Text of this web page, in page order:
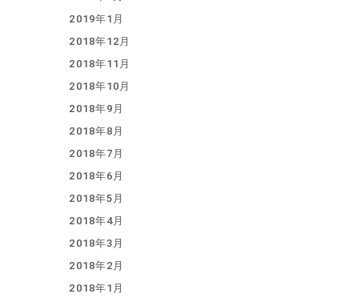
2019年1月
2018年12月
2018年11月
2018年10月
2018年9月
2018年8月
2018年7月
2018年6月
2018年5月
2018年4月
2018年3月
2018年2月
2018年1月